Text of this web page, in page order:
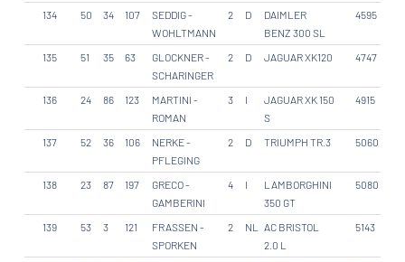
134 50 34 107
SEDDIG -
WOHLTMANN
2 D
DAIMLER
BENZ 300 SL
4595
135 51 35 63
GLOCKNER -
SCHARINGER
2 D JAGUAR XK120 4747
136 24 86 123
MARTINI -
ROMAN
3 I
JAGUAR XK 150
S
4915
137 52 36 106
NERKE -
PFLEGING
2 D TRIUMPH TR.3 5060
138 23 87 197
GRECO -
GAMBERINI
4 I
LAMBORGHINI
350 GT
5080
139 53 3 121
FRASSEN -
SPORKEN
2 NL
AC BRISTOL
2.0 L
5143